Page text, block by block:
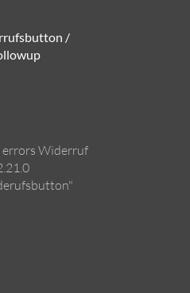
/
errors Widerruf